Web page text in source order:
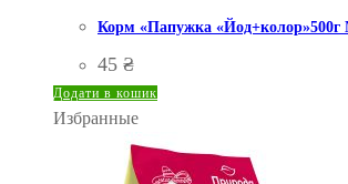
Корм «Папужка «Йод+колор»500г
45 ₴
Додати в кошик
Избранные